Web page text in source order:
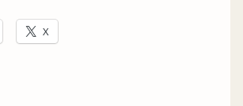
X